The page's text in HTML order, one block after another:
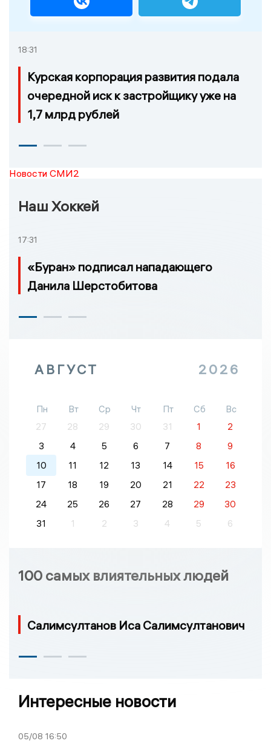
18:31
Курская корпорация развития подала
очередной иск к застройщику уже на
1,7 млрд рублей
Новости СМИ2
Наш Хоккей
17:31
«Буран» подписал нападающего
Данила Шерстобитова
АВГУСТ 2026
Пн Вт Ср Чт Пт Сб
Вс
27
28 29 30 31 1
2
3
4 5 6 7 8
9
10
11 12 13 14 15
16
17
18 19 20 21 22
23
24
25 26 27 28 29
30
31
1 2 3 4 5 6
100 самых влиятельных людей
Салимсултанов Иса Салимсултанович
Интересные новости
05/08 16:50